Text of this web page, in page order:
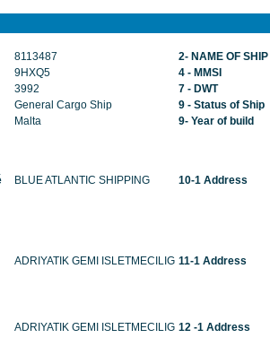
8113487 2- NAME OF SHIP
9HXQ5 4 - MMSI
3992 7 - DWT
General Cargo Ship 9 - Status of Ship
Malta 9- Year of build
BLUE ATLANTIC SHIPPING 10-1 Address
ADRIYATIK GEMI ISLETMECILIG 11-1 Address
ADRIYATIK GEMI ISLETMECILIG 12 -1 Address